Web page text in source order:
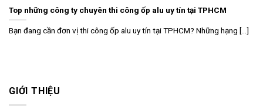
GIỚI THIỆU
Top những công ty chuyên thi công ốp alu uy tín tại TPHCM
Bạn đang cần đơn vị thi công ốp alu uy tín tại TPHCM? Những hạng [...]